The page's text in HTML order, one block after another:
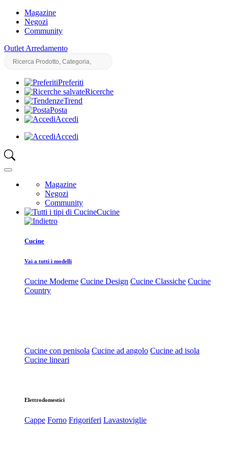
Magazine
Negozi
Community
Outlet Arredamento
Preferiti
Ricerche
Trend
Posta
Accedi
Accedi
Magazine
Negozi
Community
Cucine
Cucine
Vai a tutti i modelli
Cucine Moderne Cucine Design Cucine Classiche Cucine
Country
Cucine con penisola Cucine ad angolo Cucine ad isola
Cucine lineari
Elettrodomestici
Cappe Forno Frigoriferi Lavastoviglie